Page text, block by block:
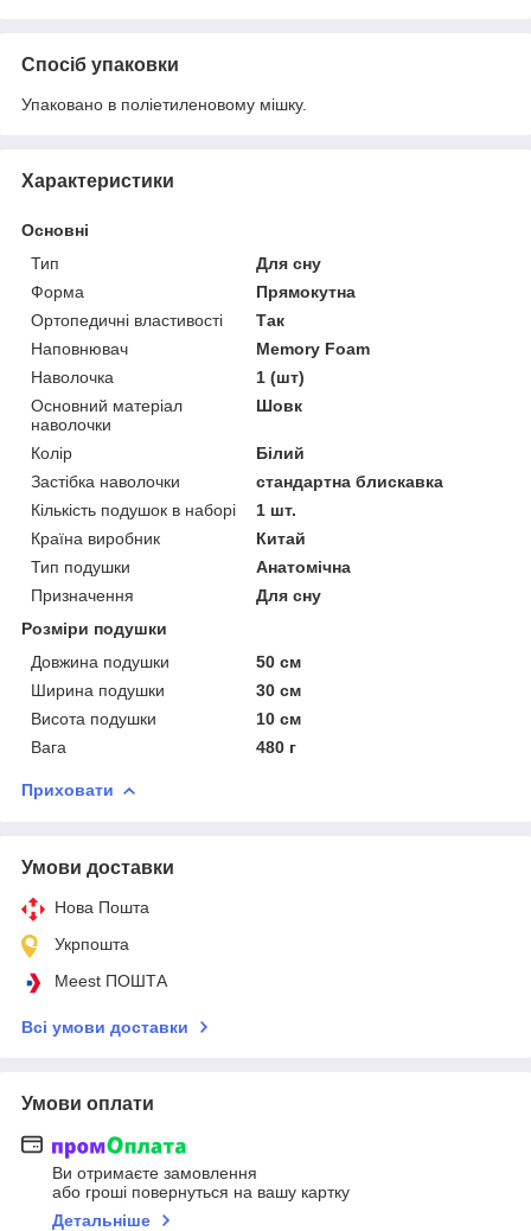
Спосіб упаковки
Упаковано в поліетиленовому мішку.
Характеристики
Основні
Тип
Для сну
Форма
Прямокутна
Ортопедичні властивості
Так
Наповнювач
Memory Foam
Наволочка
1 (шт)
Основний матеріал
наволочки
Шовк
Колір
Білий
Застібка наволочки
стандартна блискавка
Кількість подушок в наборі
1 шт.
Країна виробник
Китай
Тип подушки
Анатомічна
Призначення
Для сну
Розміри подушки
Довжина подушки
50 см
Ширина подушки
30 см
Висота подушки
10 см
Вага
480 г
Приховати
Умови доставки
Нова Пошта
Укрпошта
Meest ПОШТА
Всі умови доставки
Умови оплати
Ви отримаєте замовлення
або гроші повернуться на вашу картку
Детальніше